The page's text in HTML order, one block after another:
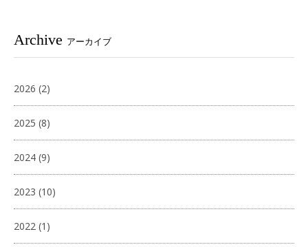
Archive アーカイブ
2026 (2)
2025 (8)
2024 (9)
2023 (10)
2022 (1)